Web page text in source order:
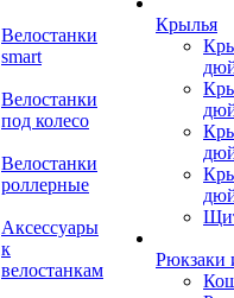
Велостанки
smart
Велостанки
под колесо
Велостанки
роллерные
Аксессуары
к
велостанкам
Крылья
Рюкзаки